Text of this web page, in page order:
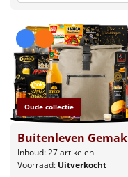
Oude collectie
Buitenleven Gemak
Inhoud: 27 artikelen
Voorraad: Uitverkocht